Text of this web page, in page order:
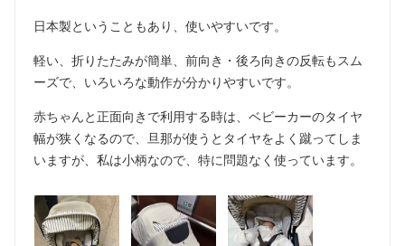
日本製ということもあり、使いやすいです。
軽い、折りたたみが簡単、前向き・後ろ向きの反転もスム
ーズで、いろいろな動作が分かりやすいです。
赤ちゃんと正面向きで利用する時は、ベビーカーのタイヤ
幅が狭くなるので、旦那が使うとタイヤをよく蹴ってしま
いますが、私は小柄なので、特に問題なく使っています。